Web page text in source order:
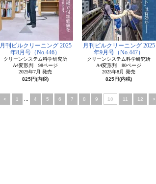
月刊ビルクリーニング 2025
年8月号（No.446）
クリーンシステム科学研究所
A4変形判 98ページ
2025年7月 発売
825円(内税)
月刊ビルクリーニング 2025
年9月号（No.447）
クリーンシステム科学研究所
A4変形判 80ページ
2025年8月 発売
825円(内税)
< 1 4 5 6 7 8 9 10 11 12 >